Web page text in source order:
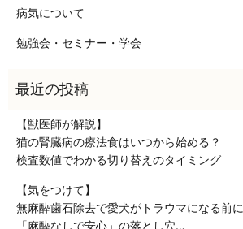
病気について
勉強会・セミナー・学会
【獣医師が解説】
猫の腎臓病の療法食はいつから始める？
検査数値でわかる切り替えのタイミング
【気をつけて】
無麻酔歯石除去で愛犬がトラウマになる前に
「麻酔なしで安心」の落とし穴…